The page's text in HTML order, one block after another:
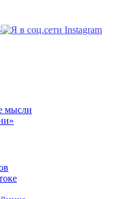
мысли